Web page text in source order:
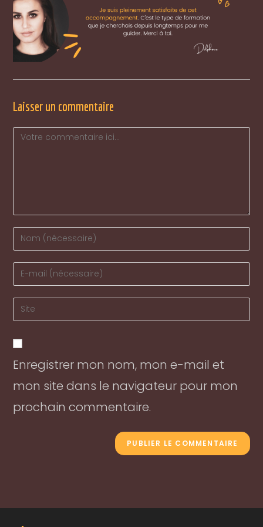
Laisser un commentaire
Comment
Enter
your
name
to
comment
Enter
your
email
address
comment
Enter
your
URL
(optional)
Enregistrer mon nom, mon e-mail et
mon site dans le navigateur pour mon
prochain commentaire.